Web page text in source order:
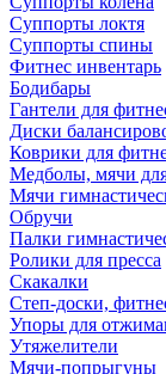
Суппорты локтя
Суппорты спины
Фитнес инвентарь
Бодибары
Гантели для
Диски
Коврики для
Медболы, мячи
Мячи
Обручи
Палки
Ролики для пресса
Скакалки
Степ-доски,
Упоры для
Утяжелители
Мячи-попрыгуны